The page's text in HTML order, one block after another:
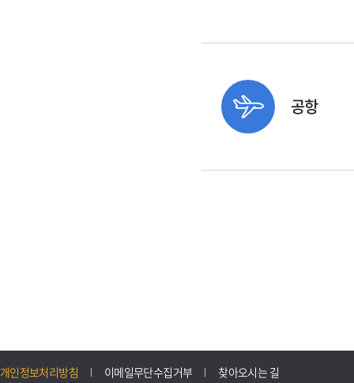
공항
개인정보처리방침 이메일무단수집거부 찾아오시는 길